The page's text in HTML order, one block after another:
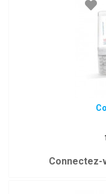
Connectez-